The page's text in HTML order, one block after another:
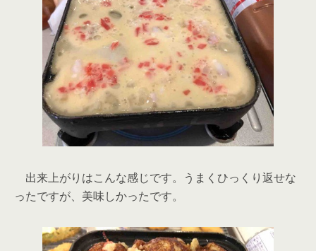
出来上がりはこんな感じです。うまくひっくり返せな
ったですが、美味しかったです。